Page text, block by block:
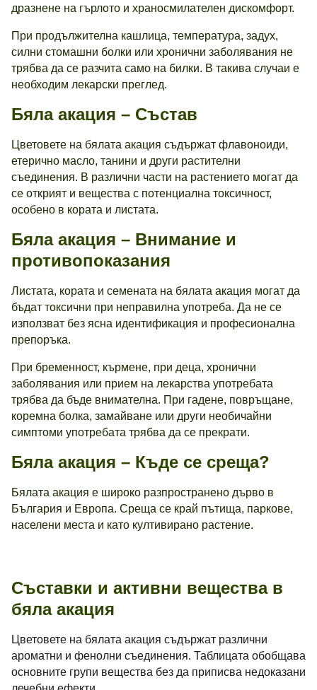
дразнене на гърлото и храносмилателен дискомфорт.
При продължителна кашлица, температура, задух,
силни стомашни болки или хронични заболявания не
трябва да се разчита само на билки. В такива случаи е
необходим лекарски преглед.
Бяла акация – Състав
Цветовете на бялата акация съдържат флавоноиди,
етерично масло, танини и други растителни
съединения. В различни части на растението могат да
се открият и вещества с потенциална токсичност,
особено в кората и листата.
Бяла акация – Внимание и
противопоказания
Листата, кората и семената на бялата акация могат да
бъдат токсични при неправилна употреба. Да не се
използват без ясна идентификация и професионална
препоръка.
При бременност, кърмене, при деца, хронични
заболявания или прием на лекарства употребата
трябва да бъде внимателна. При гадене, повръщане,
коремна болка, замайване или други необичайни
симптоми употребата трябва да се прекрати.
Бяла акация – Къде се среща?
Бялата акация е широко разпространено дърво в
България и Европа. Среща се край пътища, паркове,
населени места и като култивирано растение.
Съставки и активни вещества в
бяла акация
Цветовете на бялата акация съдържат различни
ароматни и фенолни съединения. Таблицата обобщава
основните групи вещества без да приписва недоказани